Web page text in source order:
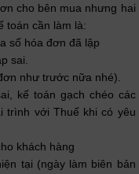
cho bên mua nhưng hai
toán cần làm là:
số hóa đơn đã lập
sai.
như trước nữa nhé).
kế toán gạch chéo các
trình với Thuế khi có yêu
khách hàng
tại (ngày làm biên bản